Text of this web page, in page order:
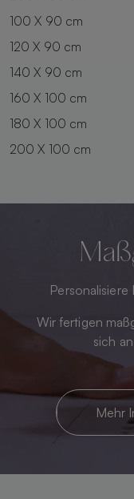
100 X 90 cm
120 X 90 cm
140 X 90 cm
160 X 100 cm
180 X 100 cm
200 X 100 cm
Wir fertigen
sich
Mehr